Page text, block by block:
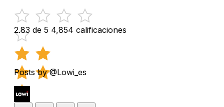
2.83 de 5 4,854 calificaciones
Posts by @Lowi_es